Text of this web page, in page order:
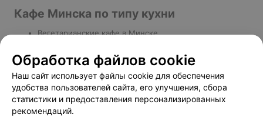
Кафе Минска по типу кухни
Вегетарианские кафе в Минске
Кафе белорусской национальной кухни в Минске
Кафе с хинкали в Минске
Кафе с шашлыком в Минске
Кафе с завтраками в Минске
Кафе с обеденным меню в Минске
Обработка файлов cookie
Наш сайт использует файлы cookie для обеспечения
удобства пользователей сайта, его улучшения, сбора
статистики и предоставления персонализированных
рекомендаций.